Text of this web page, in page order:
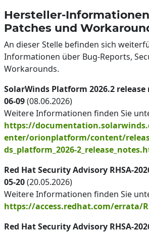
Hersteller-
Patches und
An dieser Stelle befinden sich
Informationen über Bug-Reports,
Workarounds.
SolarWinds Platform 2026.2 release
06-09(08.06.2026)
Weitere Informationen finden Sie
https://
enter/orionplatform/content/
ds_platform_2026-
Red Hat Security Advisory RHSA-
05-20(20.05.2026)
Weitere Informationen finden Sie
https://access.redhat.com/errata/
Red Hat Security Advisory RHSA-